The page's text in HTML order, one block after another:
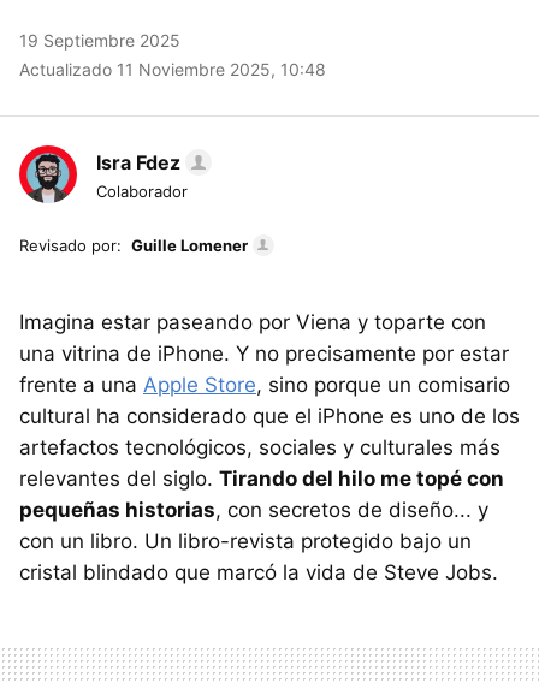
19 Septiembre 2025
Actualizado 11 Noviembre 2025, 10:48
Isra Fdez
Colaborador
Revisado por: Guille Lomener
Imagina estar paseando por Viena y toparte con
una vitrina de iPhone. Y no precisamente por estar
frente a una Apple Store, sino porque un comisario
cultural ha considerado que el iPhone es uno de los
artefactos tecnológicos, sociales y culturales más
relevantes del siglo. Tirando del hilo me topé con
pequeñas historias, con secretos de diseño... y
con un libro. Un libro-revista protegido bajo un
cristal blindado que marcó la vida de Steve Jobs.